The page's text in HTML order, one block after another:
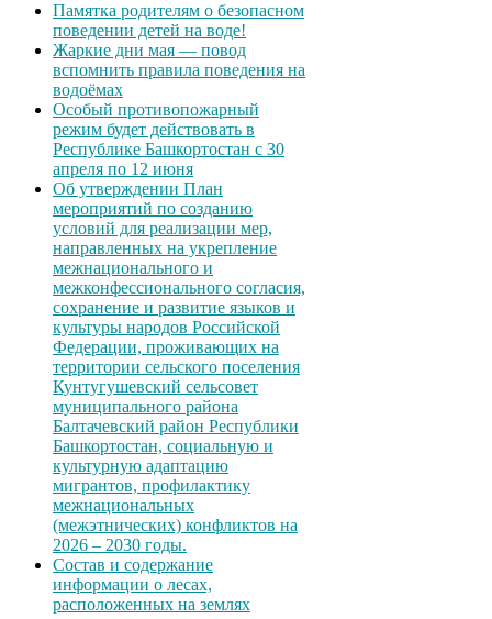
Памятка родителям о безопасном
поведении детей на воде!
Жаркие дни мая — повод
вспомнить правила поведения на
водоёмах
Особый противопожарный
режим будет действовать в
Республике Башкортостан с 30
апреля по 12 июня
Об утверждении План
мероприятий по созданию
условий для реализации мер,
направленных на укрепление
межнационального и
межконфессионального согласия,
сохранение и развитие языков и
культуры народов Российской
Федерации, проживающих на
территории сельского поселения
Кунтугушевский сельсовет
муниципального района
Балтачевский район Республики
Башкортостан, социальную и
культурную адаптацию
мигрантов, профилактику
межнациональных
(межэтнических) конфликтов на
2026 – 2030 годы.
Состав и содержание
информации о лесах,
расположенных на землях